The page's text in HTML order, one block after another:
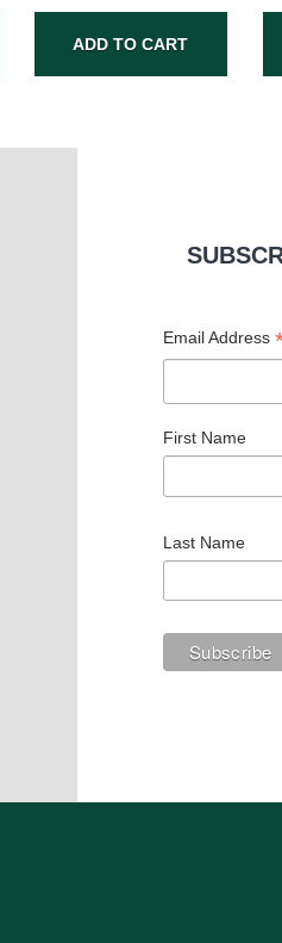
ADD TO CART
Email Address
First Name
Last Name